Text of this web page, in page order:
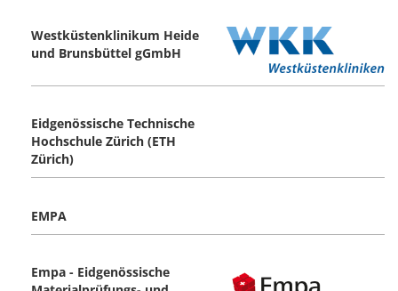
Westküstenklinikum Heide
und Brunsbüttel gGmbH
Eidgenössische Technische
Hochschule Zürich (ETH
Zürich)
EMPA
Empa - Eidgenössische